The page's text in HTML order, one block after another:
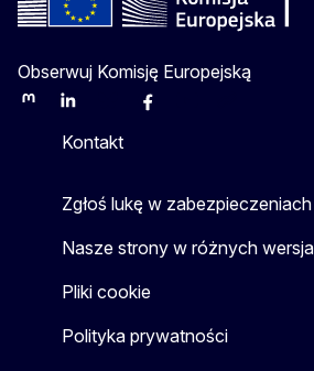
Obserwuj Komisję Europejską
MastodonLinkedInBlueskyFacebook
Kontakt
Zgłoś lukę w
Nasze strony w różnych
Pliki cookie
Polityka prywatności